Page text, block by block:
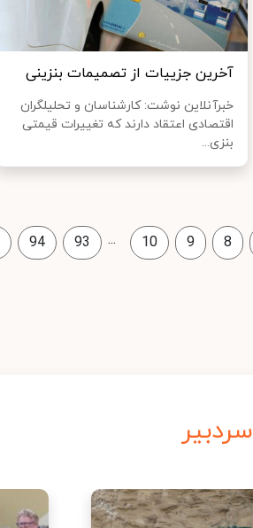
آخرین جزییات از تصمیمات بنزینی
خبرآنلاین نوشت: کارشناسان و تحلیلگران
اقتصادی اعتقاد دارند که تغییرات قیمتی
بنزی...
8
9
10
...
93
94
سردبیر